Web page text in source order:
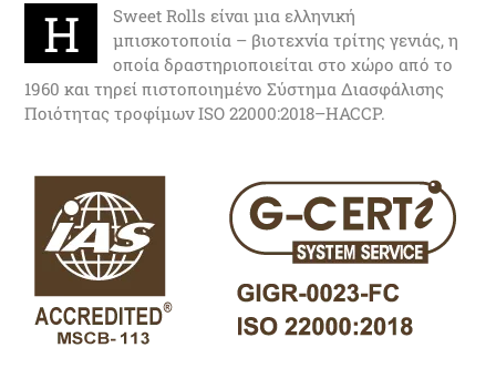
Η
Sweet Rolls είναι μια ελληνική
μπισκοτοποιία – βιοτεχνία τρίτης γενιάς, η
οποία δραστηριοποιείται στο χώρο από το
1960 και τηρεί πιστοποιημένο Σύστημα Διασφάλισης
Ποιότητας τροφίμων ISO 22000:2018–HACCP.